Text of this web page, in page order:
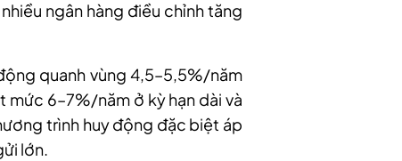
ngân hàng điều chỉnh tăng
quanh vùng 4,5–5,5%/năm
mức 6–7%/năm ở kỳ hạn dài và
trình huy động đặc biệt áp
lớn.